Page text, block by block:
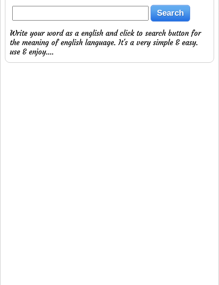
Write your word as a english and click to search button for
the meaning of english language. It's a very simple & easy.
use & enjoy....